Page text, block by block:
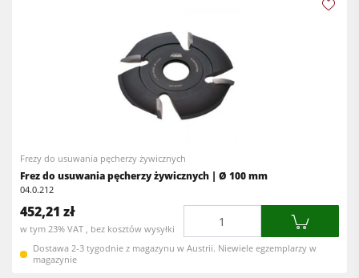
Obrabiarki 5-czynnościowe
Centra obróbcze CNC
Szlifierki taśmowe & Szlifierki do krawędzi
Szlifierki szerokotaśmowe i szczotkowe
Pilarki taśmowe
Wiertarki wielowrzecionowe i wiertarko-dłutarki
Frezarki dolnowrzecionowe
Pilarko-frezarki
Obrabiarki wieloczynnościowe
Centra obróbcze CNC
Okleiniarki prostoliniowe
Szlifierki
Wiertarki
Frezy do usuwania pęcherzy żywicznych
Frez do usuwania pęcherzy żywicznych | Ø 100 mm
04.0.212
452,21 zł
w tym 23% VAT , bez kosztów wysyłki
Dostawa 2-3 tygodnie z magazynu w Austrii. Niewiele egzemplarzy w
magazynie